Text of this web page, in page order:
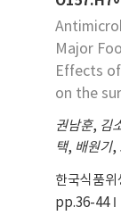
였다 백
agar에
종한 결
activity)
DT104의
분변으로
백련초
Major
Effects
on the
권남훈, 김
택, 배원기,
한국식품위
pp.36-44